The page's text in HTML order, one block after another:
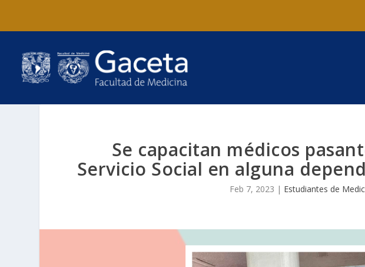
Se capacitan médicos
Servicio Social en alguna
Feb 7, 2023 | Estudiantes de